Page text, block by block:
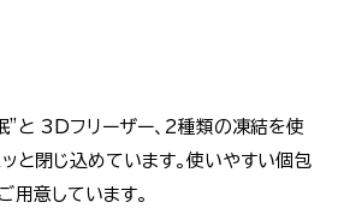
”と 3Dフリーザー、2種類の凍結を使
と閉じ込めています。使いやすい個包
用意しています。